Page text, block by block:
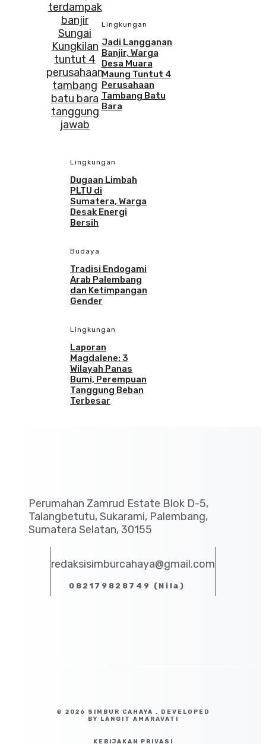
Lingkungan
Jadi Langganan
Banjir, Warga
Desa Muara
Maung Tuntut 4
Perusahaan
Tambang Batu
Bara
Lingkungan
Dugaan Limbah
PLTU di
Sumatera, Warga
Desak Energi
Bersih
Budaya
Tradisi Endogami
Arab Palembang
dan Ketimpangan
Gender
Lingkungan
Laporan
Magdalene: 3
Wilayah Panas
Bumi, Perempuan
Tanggung Beban
Terbesar
Perumahan Zamrud Estate Blok D-5,
Talangbetutu, Sukarami, Palembang,
Sumatera Selatan, 30155
redaksisimburcahaya@gmail.com
082179828749 (Nila)
© 2026 SIMBUR CAHAYA . DEVELOPED
BY LANGIT AMARAVATI
KEBIJAKAN PRIVASI